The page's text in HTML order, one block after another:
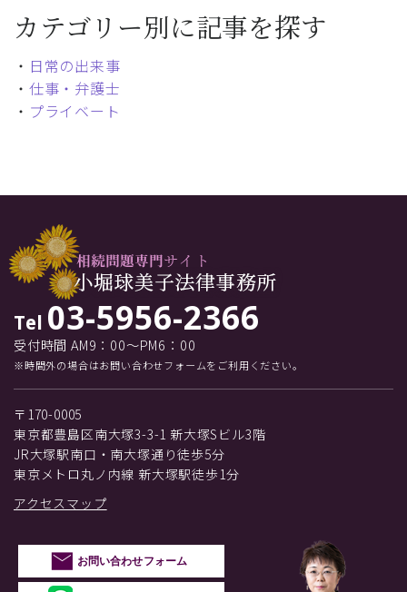
カテゴリー別に記事を探す
・ 日常の出来事
・ 仕事・弁護士
・ プライベート
Tel 03-5956-2366
受付時間 AM9：00～PM6：00
※時間外の場合はお問い合わせフォームをご利用ください。
〒170-0005
東京都豊島区南大塚3-3-1 新大塚Sビル3階
JR大塚駅南口・南大塚通り徒歩5分
東京メトロ丸ノ内線 新大塚駅徒歩1分
アクセスマップ
お問い合わせフォーム